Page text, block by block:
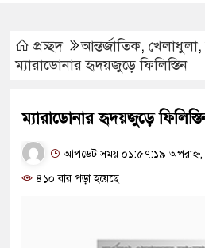
প্রচ্ছদ আন্তর্জাতিক, খেলাধুলা,
ম্যারাডোনার হৃদয়জুড়ে ফিলিস্তিন
ম্যারাডোনার হৃদয়জুড়ে
আপডেট সময় ০১:৫৭:১৯ অপরাহ্ন,
৪১০ বার পড়া হয়েছে